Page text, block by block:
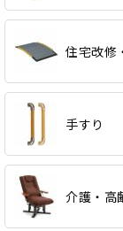
住宅改修
手すり
介護・高